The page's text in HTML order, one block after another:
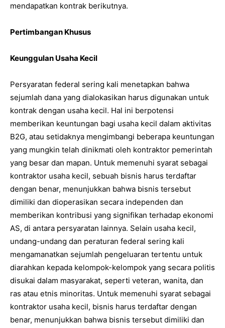
mendapatkan kontrak berikutnya.
Pertimbangan Khusus
Keunggulan Usaha Kecil
Persyaratan federal sering kali menetapkan bahwa
sejumlah dana yang dialokasikan harus digunakan untuk
kontrak dengan usaha kecil. Hal ini berpotensi
memberikan keuntungan bagi usaha kecil dalam aktivitas
B2G, atau setidaknya mengimbangi beberapa keuntungan
yang mungkin telah dinikmati oleh kontraktor pemerintah
yang besar dan mapan. Untuk memenuhi syarat sebagai
kontraktor usaha kecil, sebuah bisnis harus terdaftar
dengan benar, menunjukkan bahwa bisnis tersebut
dimiliki dan dioperasikan secara independen dan
memberikan kontribusi yang signifikan terhadap ekonomi
AS, di antara persyaratan lainnya. Selain usaha kecil,
undang-undang dan peraturan federal sering kali
mengamanatkan sejumlah pengeluaran tertentu untuk
diarahkan kepada kelompok-kelompok yang secara politis
disukai dalam masyarakat, seperti veteran, wanita, dan
ras atau etnis minoritas. Untuk memenuhi syarat sebagai
kontraktor usaha kecil, bisnis harus terdaftar dengan
benar, menunjukkan bahwa bisnis tersebut dimiliki dan